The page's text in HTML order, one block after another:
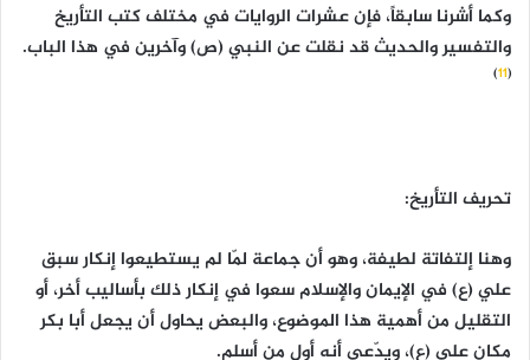
وكما أشرنا سابقاً، فإن عشرات الروايات في مختلف كتب التأريخ
والتفسير والحديث قد نقلت عن النبي (ص) وآخرين في هذا الباب.
(
11
)
تحريف التأريخ:
وهنا إلتفاتة لطيفة، وهو أن جماعة لمّا لم يستطيعوا إنكار سبق
علي (ع) في الإيمان والإسلام سعوا في إنكار ذلك بأساليب أخر، أو
التقليل من أهمية هذا الموضوع، والبعض يحاول أن يجعل أبا بكر
مكان علي (ع)، ويدّعي أنه أول من أسلم.